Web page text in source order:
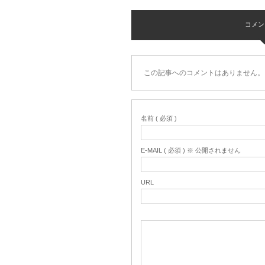
コメ
この記事へのコメントはありません。
名前 ( 必須 )
E-MAIL ( 必須 ) ※ 公開されません
URL